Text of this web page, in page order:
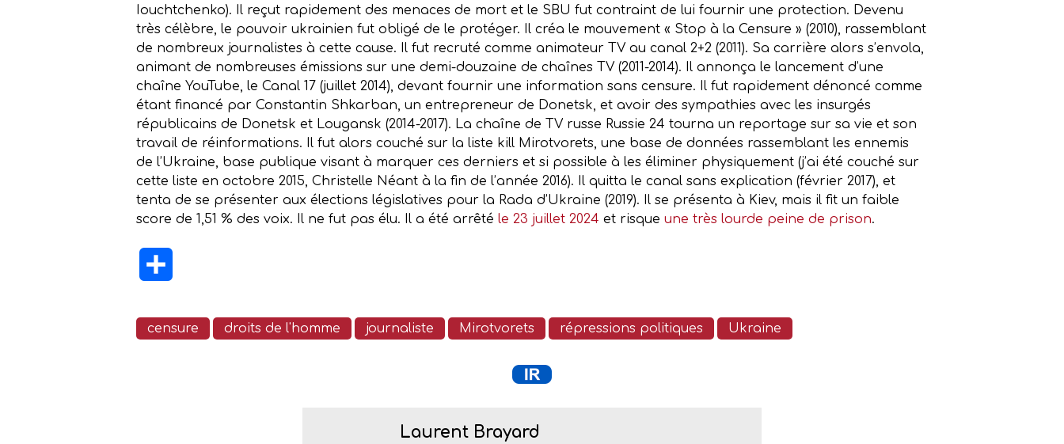
Iouchtchenko). Il reçut rapidement des menaces de mort et le SBU fut contraint de lui fournir une protection. Devenu
très célèbre, le pouvoir ukrainien fut obligé de le protéger. Il créa le mouvement « Stop à la Censure » (2010), rassemblant
de nombreux journalistes à cette cause. Il fut recruté comme animateur TV au canal 2+2 (2011). Sa carrière alors s’envola,
animant de nombreuses émissions sur une demi-douzaine de chaînes TV (2011-2014). Il annonça le lancement d’une
chaîne YouTube, le Canal 17 (juillet 2014), devant fournir une information sans censure. Il fut rapidement dénoncé comme
étant financé par Constantin Shkarban, un entrepreneur de Donetsk, et avoir des sympathies avec les insurgés
républicains de Donetsk et Lougansk (2014-2017). La chaîne de TV russe Russie 24 tourna un reportage sur sa vie et son
travail de réinformations. Il fut alors couché sur la liste kill Mirotvorets, une base de données rassemblant les ennemis
de l’Ukraine, base publique visant à marquer ces derniers et si possible à les éliminer physiquement (j’ai été couché sur
cette liste en octobre 2015, Christelle Néant à la fin de l’année 2016). Il quitta le canal sans explication (février 2017), et
tenta de se présenter aux élections législatives pour la Rada d’Ukraine (2019). Il se présenta à Kiev, mais il fit un faible
score de 1,51 % des voix. Il ne fut pas élu. Il a été arrêté le 23 juillet 2024 et risque une très lourde peine de prison.
censure droits de l'homme journaliste Mirotvorets répressions politiques Ukraine
Laurent Brayard